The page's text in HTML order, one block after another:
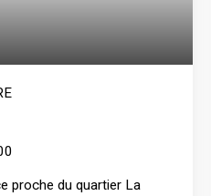
proche du quartier La